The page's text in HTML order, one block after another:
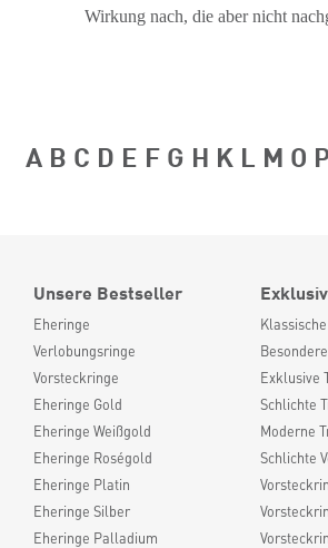
Wirkung nach, die aber nicht
A B C D E F G H K L M O
Unsere Bestseller
Eheringe
Verlobungsringe
Vorsteckringe
Eheringe Gold
Eheringe Weißgold
Eheringe Roségold
Eheringe Platin
Eheringe Silber
Eheringe Palladium
Exklusive
Schlichte
Moderne
Schlichte